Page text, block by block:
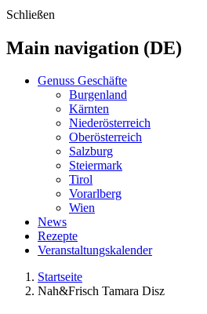
Schließen
Main navigation (DE)
Genuss Geschäfte
Burgenland
Kärnten
Niederösterreich
Oberösterreich
Salzburg
Steiermark
Tirol
Vorarlberg
Wien
News
Rezepte
Veranstaltungskalender
Startseite
Nah&Frisch Tamara Disz